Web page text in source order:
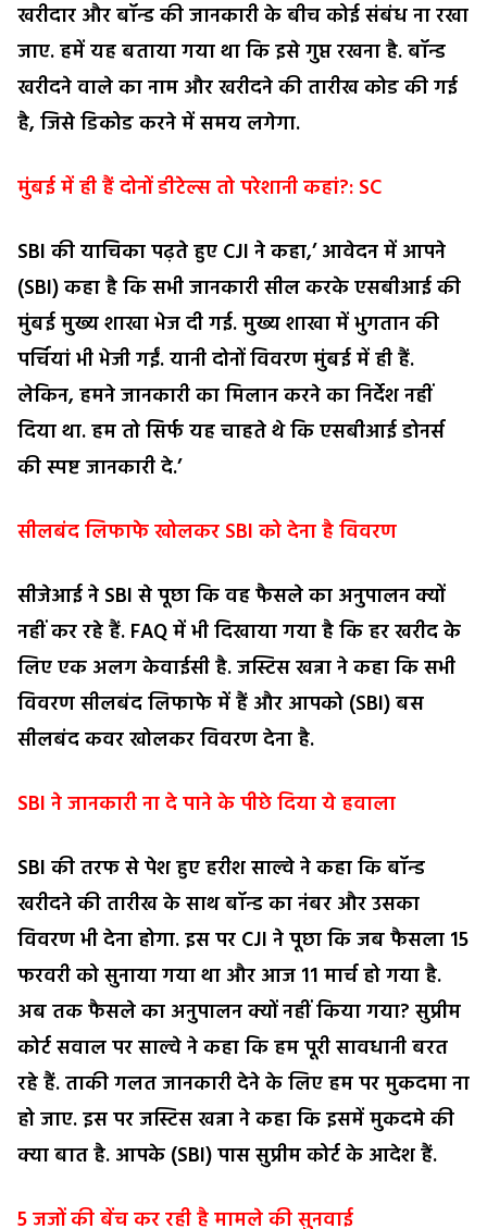
खरीदार और बॉन्ड की जानकारी के बीच कोई संबंध ना रखा
जाए. हमें यह बताया गया था कि इसे गुप्त रखना है. बॉन्ड
खरीदने वाले का नाम और खरीदने की तारीख कोड की गई
है, जिसे डिकोड करने में समय लगेगा.
मुंबई में ही हैं दोनों डीटेल्स तो परेशानी कहां?: SC
SBI की याचिका पढ़ते हुए CJI ने कहा,’ आवेदन में आपने
(SBI) कहा है कि सभी जानकारी सील करके एसबीआई की
मुंबई मुख्य शाखा भेज दी गई. मुख्य शाखा में भुगतान की
पर्चियां भी भेजी गईं. यानी दोनों विवरण मुंबई में ही हैं.
लेकिन, हमने जानकारी का मिलान करने का निर्देश नहीं
दिया था. हम तो सिर्फ यह चाहते थे कि एसबीआई डोनर्स
की स्पष्ट जानकारी दे.’
सीलबंद लिफाफे खोलकर SBI को देना है विवरण
सीजेआई ने SBI से पूछा कि वह फैसले का अनुपालन क्यों
नहीं कर रहे हैं. FAQ में भी दिखाया गया है कि हर खरीद के
लिए एक अलग केवाईसी है. जस्टिस खन्ना ने कहा कि सभी
विवरण सीलबंद लिफाफे में हैं और आपको (SBI) बस
सीलबंद कवर खोलकर विवरण देना है.
SBI ने जानकारी ना दे पाने के पीछे दिया ये हवाला
SBI की तरफ से पेश हुए हरीश साल्वे ने कहा कि बॉन्ड
खरीदने की तारीख के साथ बॉन्ड का नंबर और उसका
विवरण भी देना होगा. इस पर CJI ने पूछा कि जब फैसला 15
फरवरी को सुनाया गया था और आज 11 मार्च हो गया है.
अब तक फैसले का अनुपालन क्यों नहीं किया गया? सुप्रीम
कोर्ट सवाल पर साल्वे ने कहा कि हम पूरी सावधानी बरत
रहे हैं. ताकी गलत जानकारी देने के लिए हम पर मुकदमा ना
हो जाए. इस पर जस्टिस खन्ना ने कहा कि इसमें मुकदमे की
क्या बात है. आपके (SBI) पास सुप्रीम कोर्ट के आदेश हैं.
5 जजों की बेंच कर रही है मामले की सुनवाई